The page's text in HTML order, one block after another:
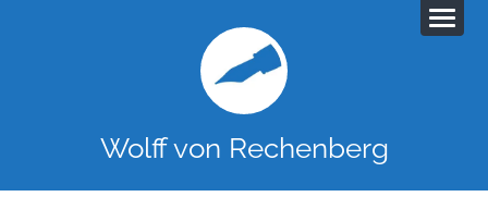
Wolff von Rechenberg